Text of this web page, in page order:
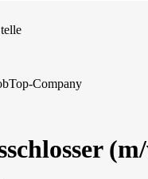
Top-Company